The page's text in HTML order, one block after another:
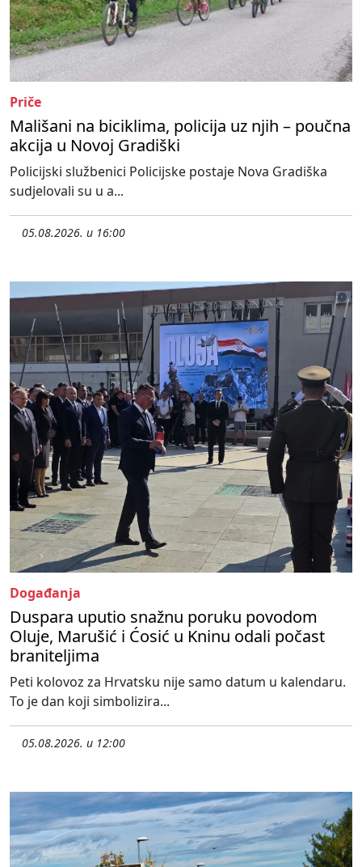
Priče
Mališani na biciklima, policija uz njih – poučna
akcija u Novoj Gradiški
Policijski službenici Policijske postaje Nova Gradiška
sudjelovali su u a...
05.08.2026. u 16:00
Događanja
Duspara uputio snažnu poruku povodom
Oluje, Marušić i Ćosić u Kninu odali počast
braniteljima
Peti kolovoz za Hrvatsku nije samo datum u kalendaru.
To je dan koji simbolizira...
05.08.2026. u 12:00